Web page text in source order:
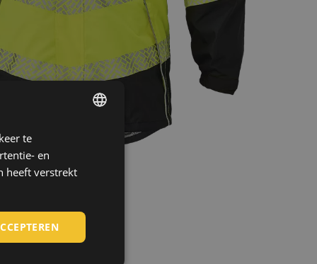
ROMANIAN
te
en
heeft verstrekt